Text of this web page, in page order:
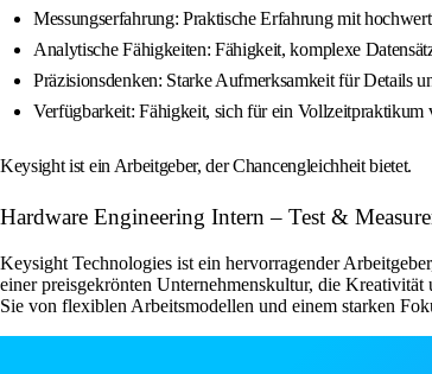
Messungserfahrung: Praktische Erfahrung mit
Analytische Fähigkeiten: Fähigkeit, komplexe
Präzisionsdenken: Starke Aufmerksamkeit für Details
Verfügbarkeit: Fähigkeit, sich für ein Vollzeitpraktikum
Keysight ist ein Arbeitgeber, der Chancengleichheit bietet.
Hardware Engineering Intern – Test &
Keysight Technologies ist ein hervorragender
einer preisgekrönten Unternehmenskultur, die
Sie von flexiblen Arbeitsmodellen und einem starken